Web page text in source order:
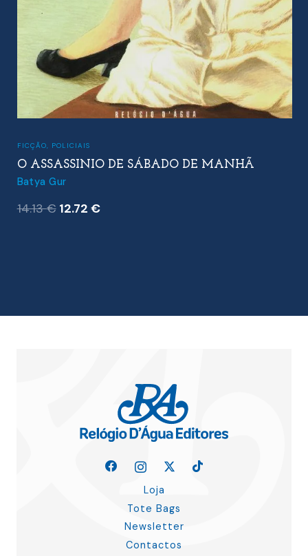
FICÇÃO, POLICIAIS
O ASSASSINIO DE SÁBADO DE MANHÃ
Batya Gur
14.13€ O
12.72 €O
Loja
Tote Bags
Newsletter
Contactos